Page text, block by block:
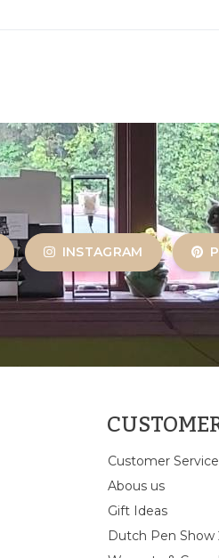
INSTAGRAM
Customer Service
Abous us
Gift Ideas
Dutch Pen Show